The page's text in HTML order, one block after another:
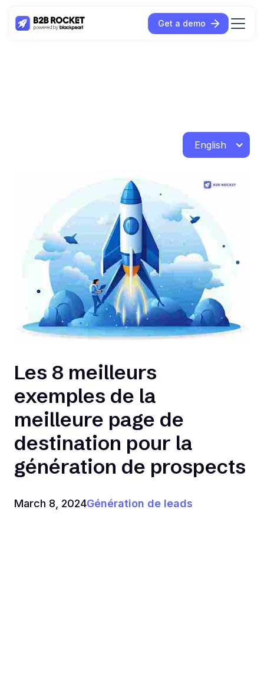
Get a demo
English
Les 8 meilleurs
exemples de la
meilleure page de
destination pour la
génération de prospects
March 8, 2024Génération de leads